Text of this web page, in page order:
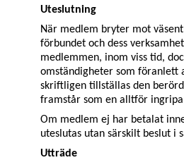
Uteslutning
När medlem bryter mot
förbundet och dess
medlemmen, inom viss tid,
omständigheter som föranlett
skriftligen tillställas den
framstår som en alltför
Om medlem ej har betalat
uteslutas utan särskilt beslut i
Utträde